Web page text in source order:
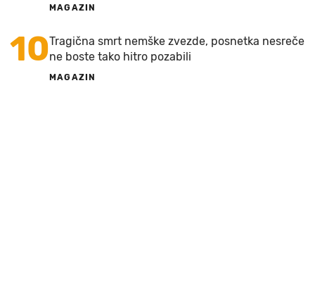
MAGAZIN
10Tragična smrt nemške zvezde, posnetka nesreče
ne boste tako hitro pozabili
MAGAZIN